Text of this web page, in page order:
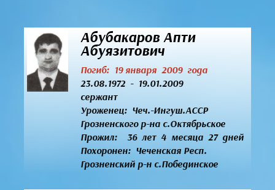
Абубакаров Апти
Абуязитович
Погиб: 19 января 2009 года
23.08.1972 - 19.01.2009
сержант
Уроженец: Чеч.-Ингуш.АССР
Грозненского р-на с.Октябрьское
Прожил: 36 лет 4 месяца 27 дней
Похоронен: Чеченская Респ.
Грозненский р-н с.Побединское